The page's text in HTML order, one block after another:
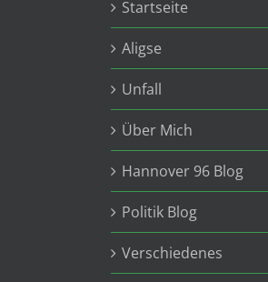
Startseite
Aligse
Unfall
Über Mich
Hannover 96 Blog
Politik Blog
Verschiedenes